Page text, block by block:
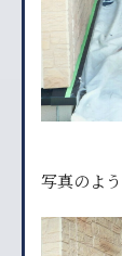
写真のよ